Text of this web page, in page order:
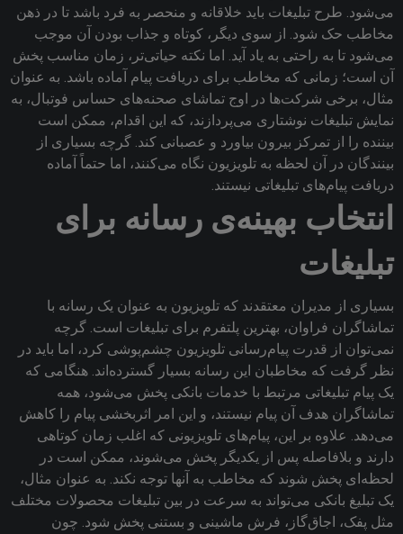
می‌شود. طرح تبلیغات باید خلاقانه و منحصر به فرد باشد تا در ذهن
مخاطب حک شود. از سوی دیگر، کوتاه و جذاب بودن آن موجب
می‌شود تا به راحتی به یاد آید. اما نکته حیاتی‌تر، زمان مناسب پخش
آن است؛ زمانی که مخاطب برای دریافت پیام آماده باشد. به عنوان
مثال، برخی شرکت‌ها در اوج تماشای صحنه‌های حساس فوتبال، به
نمایش تبلیغات نوشتاری می‌پردازند، که این اقدام، ممکن است
بیننده را از تمرکز بیرون بیاورد و عصبانی کند. گرچه بسیاری از
بینندگان در آن لحظه به تلویزیون نگاه می‌کنند، اما حتماً آماده
دریافت پیام‌های تبلیغاتی نیستند.
انتخاب بهینه‌ی رسانه برای
تبلیغات
بسیاری از مدیران معتقدند که تلویزیون به عنوان یک رسانه با
تماشاگران فراوان، بهترین پلتفرم برای تبلیغات است. گرچه
نمی‌توان از قدرت پیام‌رسانی تلویزیون چشم‌پوشی کرد، اما باید در
نظر گرفت که مخاطبان این رسانه بسیار گسترده‌اند. هنگامی که
یک پیام تبلیغاتی مرتبط با خدمات بانکی پخش می‌شود، همه
تماشاگران هدف آن پیام نیستند، و این امر اثربخشی پیام را کاهش
می‌دهد. علاوه بر این، پیام‌های تلویزیونی که اغلب زمان کوتاهی
دارند و بلافاصله پس از یکدیگر پخش می‌شوند، ممکن است در
لحظه‌ای پخش شوند که مخاطب به آنها توجه نکند. به عنوان مثال،
یک تبلیغ بانکی می‌تواند به سرعت در بین تبلیغات محصولات مختلف
مثل پفک، اجاق‌گاز، فرش ماشینی و بستنی پخش شود. چون